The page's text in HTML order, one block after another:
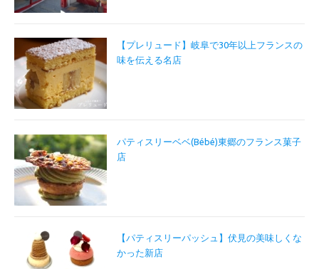
【プレリュード】岐阜で30年以上フランスの
味を伝える名店
パティスリーベベ(Bébé)東郷のフランス菓子
店
【パティスリーパッシュ】伏見の美味しくな
かった新店